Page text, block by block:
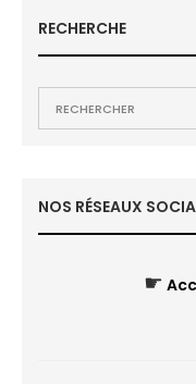
RECHERCHE
NOS RÉSEAUX
☛